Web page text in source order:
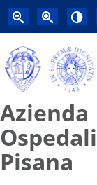
Azienda
Pisana